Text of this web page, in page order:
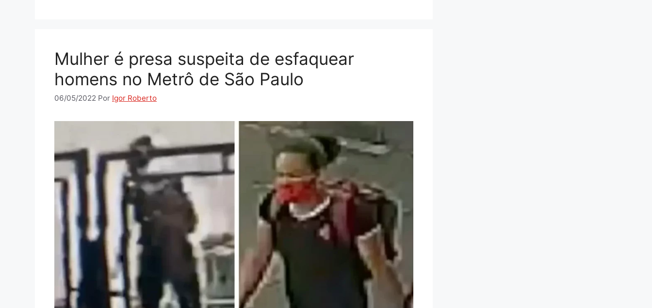
Mulher é presa suspeita de esfaquear
homens no Metrô de São Paulo
06/05/2022 Por Igor Roberto